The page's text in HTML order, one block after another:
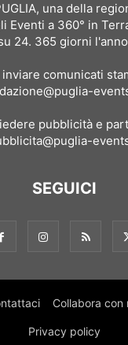
una della
Eventi a 360° in
24. 365 giorni
inviare comunicati
pubblicità e
SEGUICI
Collabora con
Privacy policy